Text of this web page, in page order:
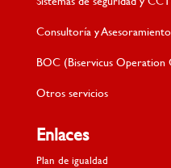
Consultoría y
BOC (Biservicus Operation
Otros servicios
Enlaces
Plan de igualdad